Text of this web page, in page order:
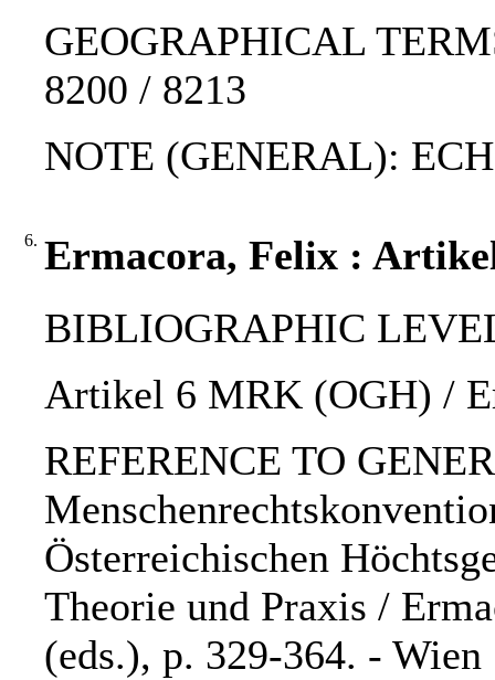
GEOGRAPHICAL
8200 / 8213
NOTE (GENERAL):
6. Ermacora, Felix :
BIBLIOGRAPHIC
Artikel 6 MRK (OGH) /
REFERENCE TO
Österreichischen
Theorie und Praxis /
(eds.), p. 329-364. -